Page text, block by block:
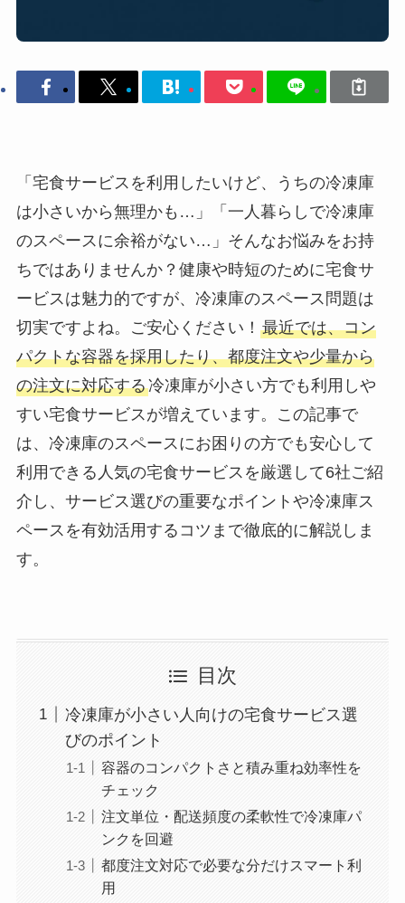
「宅食サービスを利用したいけど、うちの冷凍庫
は小さいから無理かも…」「一人暮らしで冷凍庫
のスペースに余裕がない…」そんなお悩みをお持
ちではありませんか？健康や時短のために宅食サ
ービスは魅力的ですが、冷凍庫のスペース問題は
切実ですよね。ご安心ください！ 最近では、コン
パクトな容器を採用したり、都度注文や少量から
の注文に対応する冷凍庫が小さい方でも利用しや
すい宅食サービスが増えています。この記事で
は、冷凍庫のスペースにお困りの方でも安心して
利用できる人気の宅食サービスを厳選して6社ご紹
介し、サービス選びの重要なポイントや冷凍庫ス
ペースを有効活用するコツまで徹底的に解説しま
す。
目次
冷凍庫が小さい人向けの宅食サービス選
びのポイント
容器のコンパクトさと積み重ね効率性を
チェック
注文単位・配送頻度の柔軟性で冷凍庫パ
ンクを回避
都度注文対応で必要な分だけスマート利
用